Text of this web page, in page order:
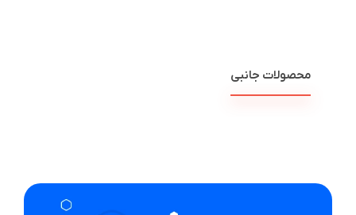
محصولات جانبی